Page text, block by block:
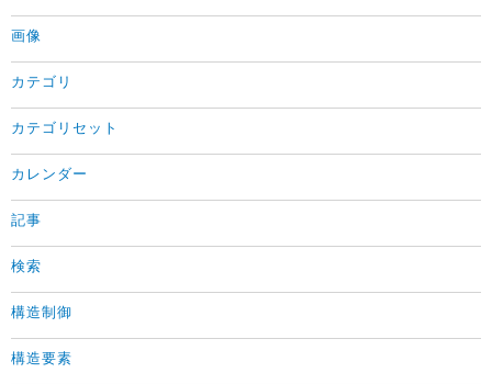
画像
カテゴリ
カテゴリセット
カレンダー
記事
検索
構造制御
構造要素